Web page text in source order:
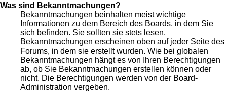
Was sind Bekanntmachungen?
Bekanntmachungen beinhalten meist wichtige
Informationen zu dem Bereich des Boards, in dem Sie
sich befinden. Sie sollten sie stets lesen.
Bekanntmachungen erscheinen oben auf jeder Seite des
Forums, in dem sie erstellt wurden. Wie bei globalen
Bekanntmachungen hängt es von Ihren Berechtigungen
ab, ob Sie Bekanntmachungen erstellen können oder
nicht. Die Berechtigungen werden von der Board-
Administration vergeben.